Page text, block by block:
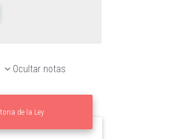
Ocultar notas
de la Ley